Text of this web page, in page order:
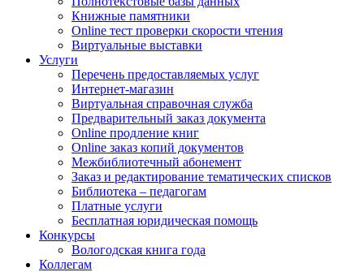
Книжные памятники
Online тест проверки скорости чтения
Виртуальные выставки
Услуги
Перечень предоставляемых услуг
Интернет-магазин
Виртуальная справочная служба
Предварительный заказ документа
Online продление книг
Online заказ копий документов
Межбиблиотечный абонемент
Заказ и редактирование тематических списков
Библиотека – педагогам
Платные услуги
Бесплатная юридическая помощь
Конкурсы
Вологодская книга года
Коллегам